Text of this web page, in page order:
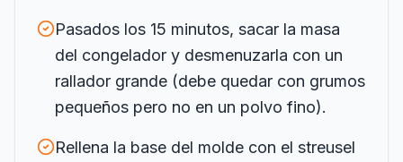
Pasados los 15 minutos, sacar la masa
del congelador y desmenuzarla con un
rallador grande (debe quedar con grumos
pequeños pero no en un polvo fino).
Rellena la base del molde con el streusel